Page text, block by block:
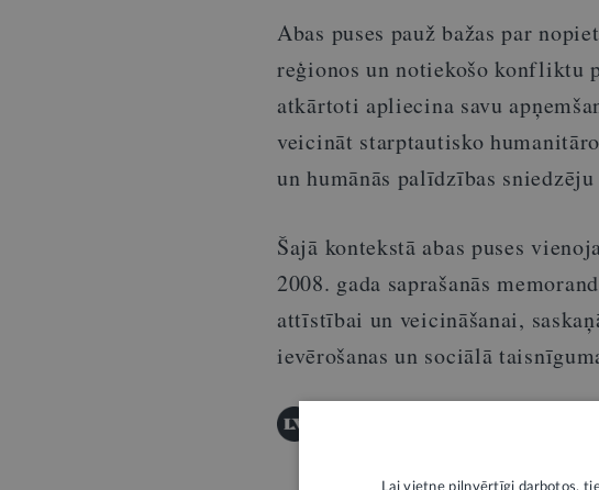
Abas puses pauž bažas par
reģionos un notiekošo konfliktu
atkārtoti apliecina savu
veicināt starptautisko
un humānās palīdzības
Šajā kontekstā abas puses
2008. gada saprašanās
attīstībai un veicināšanai,
ievērošanas un sociālā